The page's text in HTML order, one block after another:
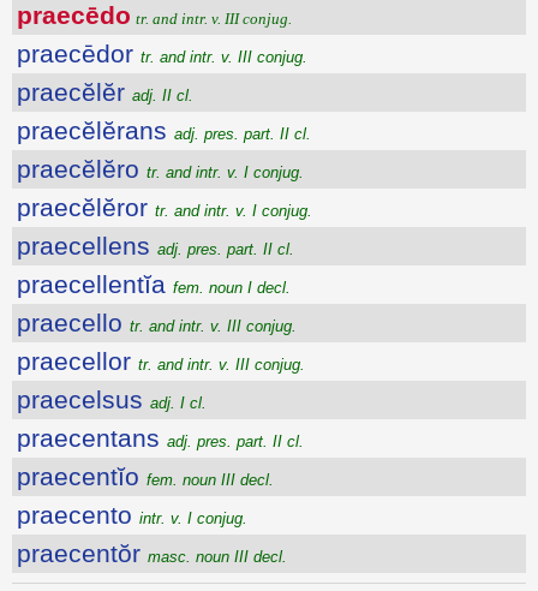
praecēdo tr. and intr. v. III conjug.
praecēdor tr. and intr. v. III conjug.
praecĕlĕr adj. II cl.
praecĕlĕrans adj. pres. part. II cl.
praecĕlĕro tr. and intr. v. I conjug.
praecĕlĕror tr. and intr. v. I conjug.
praecellens adj. pres. part. II cl.
praecellentĭa fem. noun I decl.
praecello tr. and intr. v. III conjug.
praecellor tr. and intr. v. III conjug.
praecelsus adj. I cl.
praecentans adj. pres. part. II cl.
praecentĭo fem. noun III decl.
praecento intr. v. I conjug.
praecentŏr masc. noun III decl.